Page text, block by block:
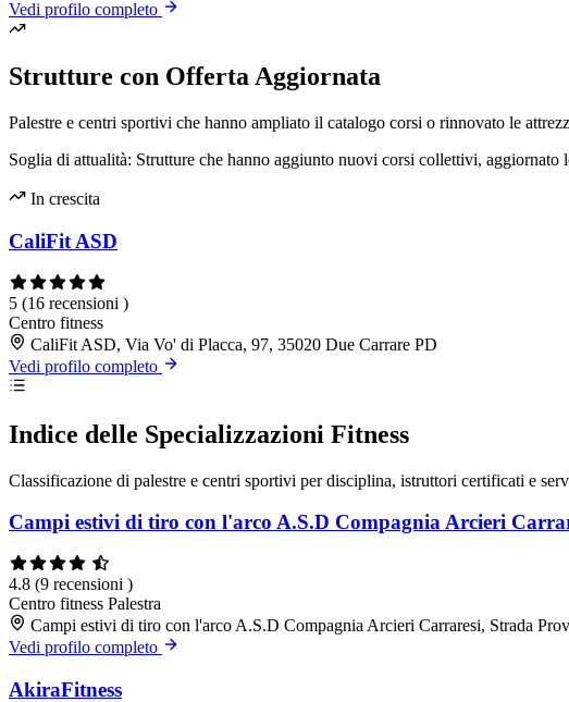
Vedi profilo completo
Strutture con Offerta Aggiornata
Palestre e centri sportivi che hanno ampliato il catalogo corsi o rinnovato le
Soglia di attualità: Strutture che hanno aggiunto nuovi corsi collettivi,
In crescita
CaliFit ASD
5 (16 recensioni )
Centro fitness
CaliFit ASD, Via Vo' di Placca, 97, 35020 Due Carrare PD
Vedi profilo completo
Indice delle Specializzazioni Fitness
Classificazione di palestre e centri sportivi per disciplina, istruttori certificati e
Campi estivi di tiro con l'arco A.S.D Compagnia Arcieri
4.8 (9 recensioni )
Centro fitness Palestra
Campi estivi di tiro con l'arco A.S.D Compagnia Arcieri Carraresi, Strada
Vedi profilo completo
AkiraFitness